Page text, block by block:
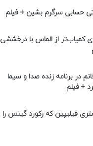
حسابی سرگرم بشین + فیلم
کمیاب‌تر از الماس با درخششی
در برنامه زنده صدا و سیما
+ فیلم
غول ۶ متری فیلیپین که رکورد گینس را